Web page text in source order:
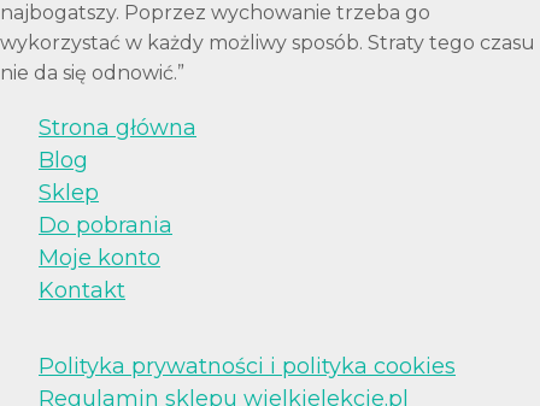
najbogatszy. Poprzez wychowanie trzeba go
wykorzystać w każdy możliwy sposób. Straty tego czasu
nie da się odnowić.”
Strona główna
Blog
Sklep
Do pobrania
Moje konto
Kontakt
Polityka prywatności i polityka cookies
Regulamin sklepu wielkielekcje.pl